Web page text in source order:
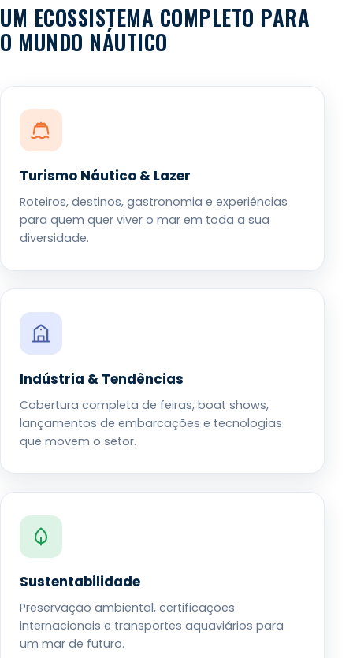
UM ECOSSISTEMA COMPLETO PARA
O MUNDO NÁUTICO
Turismo Náutico & Lazer
Roteiros, destinos, gastronomia e experiências
para quem quer viver o mar em toda a sua
diversidade.
Indústria & Tendências
Cobertura completa de feiras, boat shows,
lançamentos de embarcações e tecnologias
que movem o setor.
Sustentabilidade
Preservação ambiental, certificações
internacionais e transportes aquaviários para
um mar de futuro.